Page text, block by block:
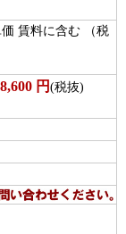
賃料に含む （税
8,600 円 (税抜)